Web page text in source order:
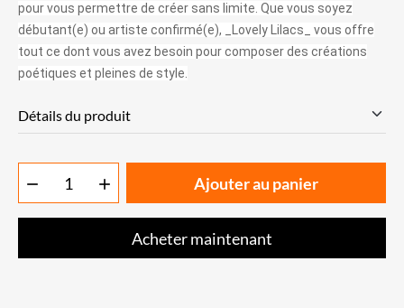
pour vous permettre de créer sans limite. Que vous soyez
débutant(e) ou artiste confirmé(e), _Lovely Lilacs_ vous offre
tout ce dont vous avez besoin pour composer des créations
poétiques et pleines de style.
Détails du produit
  Ajouter au panier
Acheter maintenant